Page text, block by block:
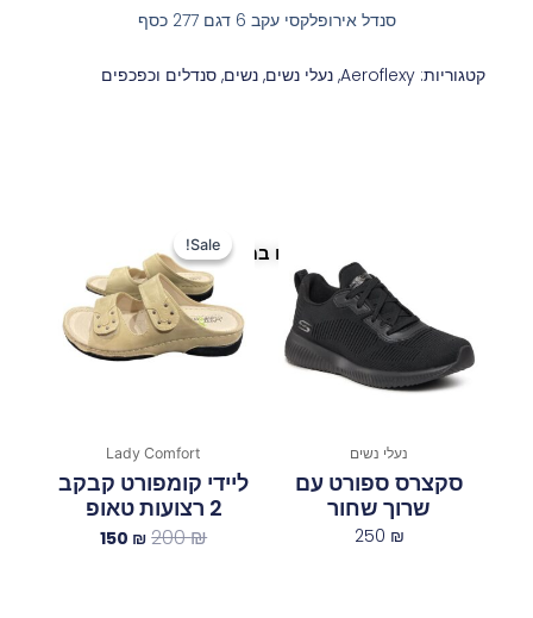
סנדל אירופלקסי עקב 6 דגם 277 כסף
קטגוריות: Aeroflexy
, נעלי נשים, נשים, סנדלים וכפכפים
פריטים נוספים במיוחד בשבילך
נעלי נשים
סקצרס ספורט עם
שרוך שחור
250 ₪
Sale!
Sale!
Lady Comfort
ליידי קומפורט קבקב
2 רצועות טאופ
200₪
היה:
200 ₪.
150 ₪
150 ₪.